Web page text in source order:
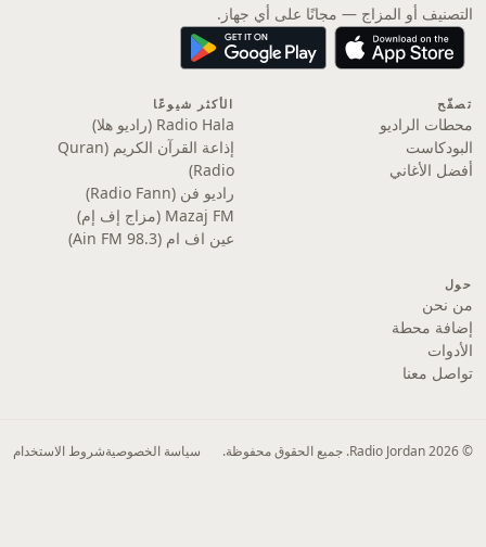
التصنيف أو المزاج — مجانًا على أي جهاز.
تصفّح
محطات الراديو
البودكاست
أفضل الأغاني
الأكثر شيوعًا
Radio Hala (راديو هلا)
إذاعة القرآن الكريم (Quran
Radio)
راديو فن (Radio Fann)
Mazaj FM (مزاج إف إم)
عين اف ام (Ain FM 98.3)
حول
من نحن
إضافة محطة
الأدوات
تواصل معنا
© 2026 Radio Jordan. جميع الحقوق محفوظة. سياسة الخصوصيةشروط الاستخدام